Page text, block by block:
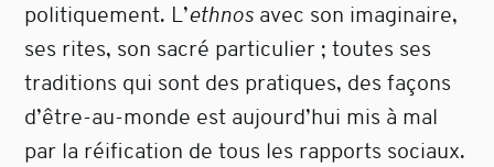
politiquement. L’ethnos avec son imaginaire,
ses rites, son sacré particulier ; toutes ses
traditions qui sont des pratiques, des façons
d’être-au-monde est aujourd’hui mis à mal
par la réification de tous les rapports sociaux.